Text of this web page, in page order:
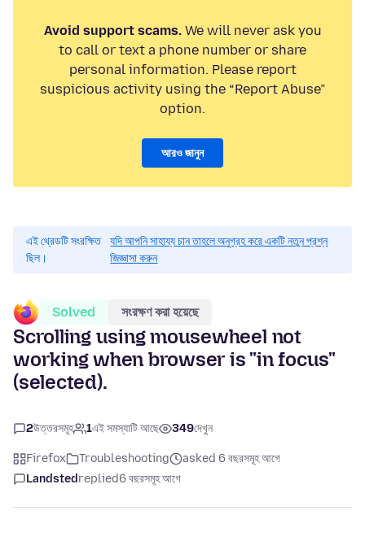
Avoid support scams.We will never ask you
to call or text a phone number or share
personal information. Please report
suspicious activity using the “Report Abuse”
option.
আরও জানুন
এই থ্রেডটি সংরক্ষিত
ছিল।
যদি আপনি সাহায্য চান তাহলে অনুগ্রহ করে একটি নতুন প্রশ্ন
জিজ্ঞাসা করুন
Solved সংরক্ষণ করা হয়েছে
Scrolling using mousewheel not
working when browser is "in focus"
(selected).
2উত্তরসমূহ 1এই সমস্যাটি আছে 349দেখুন
Firefox Troubleshooting
asked 6 বছরসমূহ আগে
Landstedreplied6 বছরসমূহ আগে